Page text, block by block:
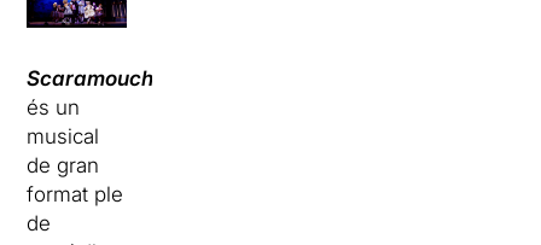
Scaramouche
és un
musical
de gran
format ple
de